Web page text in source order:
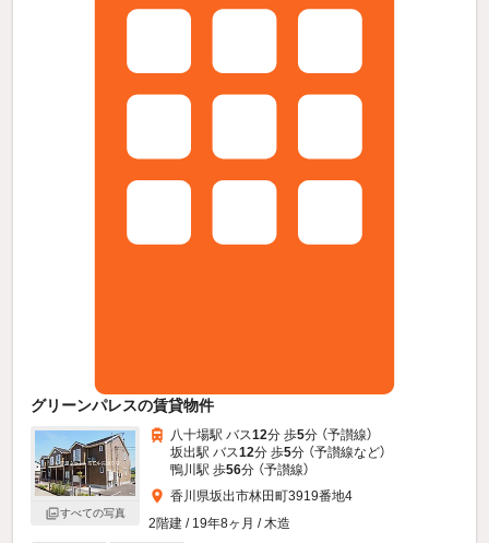
グリーンパレスの賃貸物件
すべての写真
八十場駅 バス12分 歩5分 （予讃線）
坂出駅 バス12分 歩5分 （予讃線など）
鴨川駅 歩56分 （予讃線）
香川県坂出市林田町3919番地4
2階建 / 19年8ヶ月 / 木造